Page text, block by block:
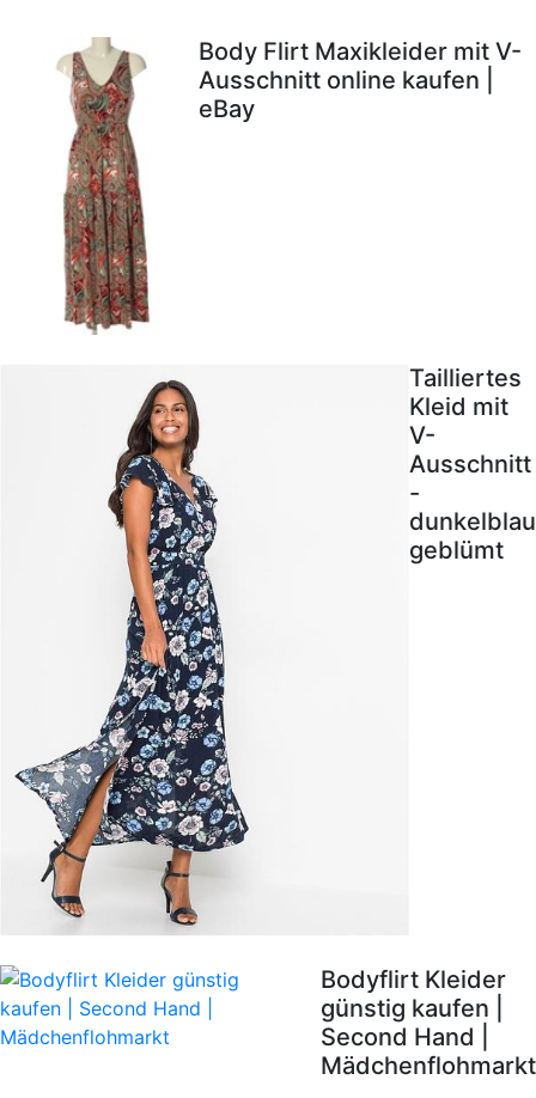
Body Flirt Maxikleider mit V-
Ausschnitt online kaufen |
eBay
Tailliertes
Kleid mit
V-
Ausschnitt
-
dunkelblau
geblümt
Bodyflirt Kleider
günstig kaufen |
Second Hand |
Mädchenflohmarkt